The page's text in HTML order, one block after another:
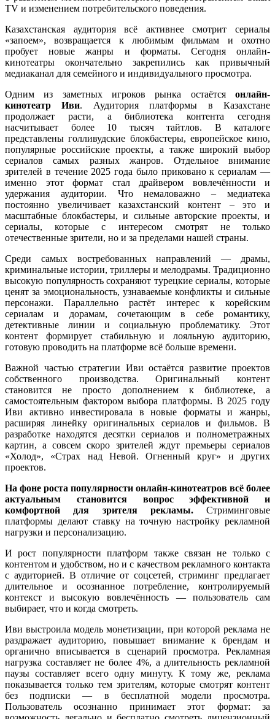
TV и изменением потребительского поведения.
Казахстанская аудитория всё активнее смотрит сериалы
«запоем», возвращается к любимым фильмам и охотно
пробует новые жанры и форматы. Сегодня онлайн-
кинотеатры окончательно закрепились как привычный
медиаканал для семейного и индивидуального просмотра.
Одним из заметных игроков рынка остаётся онлайн-
кинотеатр Иви. Аудитория платформы в Казахстане
продолжает расти, а библиотека контента сегодня
насчитывает более 10 тысяч тайтлов. В каталоге
представлены голливудские блокбастеры, европейское кино,
популярные российские проекты, а также широкий выбор
сериалов самых разных жанров. Отдельное внимание
зрителей в течение 2025 года было приковано к сериалам —
именно этот формат стал драйвером вовлечённости и
удержания аудитории. Что немаловажно – медиатека
постоянно увеличивает казахстанский контент – это и
масштабные блокбастеры, и сильные авторские проекты, и
сериалы, которые с интересом смотрят не только
отечественные зрители, но и за пределами нашей страны.
Среди самых востребованных направлений — драмы,
криминальные истории, триллеры и мелодрамы. Традиционно
высокую популярность сохраняют турецкие сериалы, которые
ценят за эмоциональность, узнаваемые конфликты и сильные
персонажи. Параллельно растёт интерес к корейским
сериалам и дорамам, сочетающим в себе романтику,
детективные линии и социальную проблематику. Этот
контент формирует стабильную и лояльную аудиторию,
готовую проводить на платформе всё больше времени.
Важной частью стратегии Иви остаётся развитие проектов
собственного производства. Оригинальный контент
становится не просто дополнением к библиотеке, а
самостоятельным фактором выбора платформы. В 2025 году
Иви активно инвестировала в новые форматы и жанры,
расширяя линейку оригинальных сериалов и фильмов. В
разработке находятся десятки сериалов и полнометражных
картин, а совсем скоро зрителей ждут премьеры сериалов
«Холод», «Страх над Невой. Огненный круг» и других
проектов.
На фоне роста популярности онлайн-кинотеатров всё более
актуальным становится вопрос эффективной и
комфортной для зрителя рекламы.Стриминговые
платформы делают ставку на точную настройку рекламной
нагрузки и персонализацию.
И рост популярности платформ также связан не только с
контентом и удобством, но и с качеством рекламного контакта
с аудиторией. В отличие от соцсетей, стриминг предлагает
длительное и осознанное потребление, контролируемый
контекст и высокую вовлечённость — пользователь сам
выбирает, что и когда смотреть.
Иви выстроила модель монетизации, при которой реклама не
раздражает аудиторию, повышает внимание к брендам и
органично вписывается в сценарий просмотра. Рекламная
нагрузка составляет не более 4%, а длительность рекламной
паузы составляет всего одну минуту. К тому же, реклама
показывается только тем зрителям, которые смотрят контент
без подписки — в бесплатной модели просмотра.
Пользователь осознанно принимает этот формат: за